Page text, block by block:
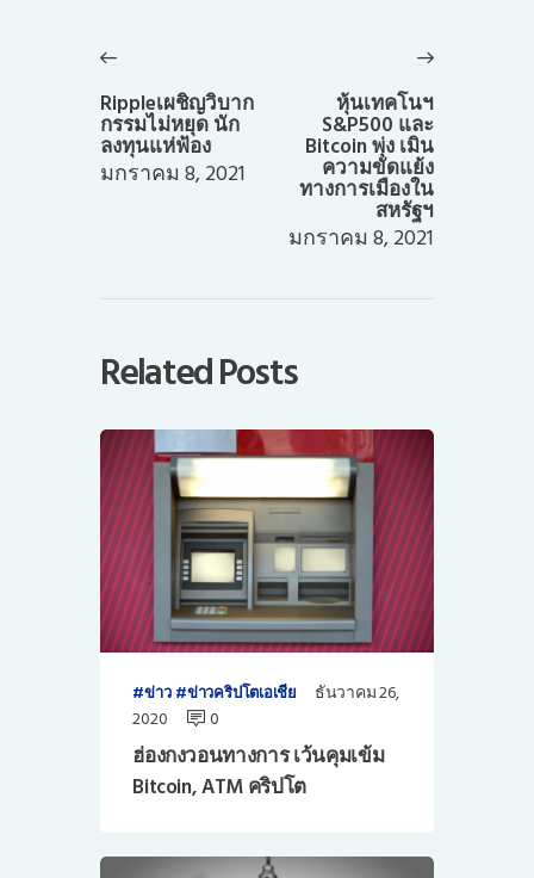
เรื่อง
post:
Rippleเผชิญวิบาก
กรรมไม่หยุด นัก
ลงทุนแห่ฟ้อง
มกราคม 8, 2021
หุ้นเทคโนฯ
S&P500 และ
Bitcoin พุ่ง เมิน
ความขัดแย้ง
ทางการเมืองใน
สหรัฐฯ
มกราคม 8, 2021
Related Posts
ข่าว ข่าวคริปโตเอเชีย
ธันวาคม 26,
2020
0
ฮ่องกงวอนทางการ เว้นคุมเข้ม
Bitcoin, ATM คริปโต